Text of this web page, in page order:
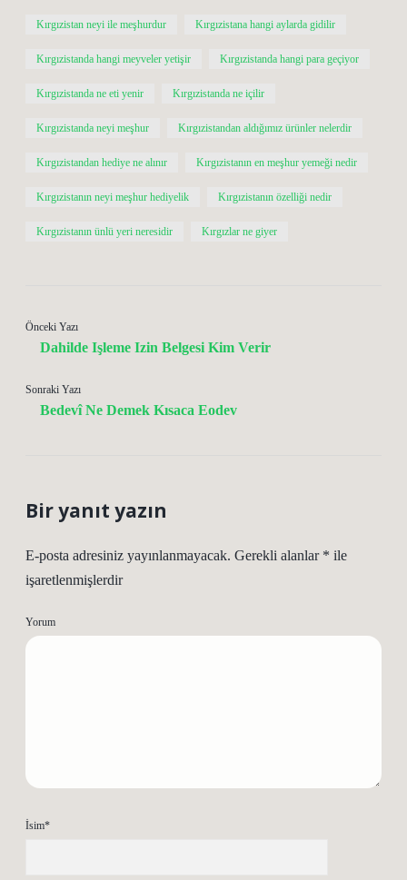
Kırgızistan neyi ile meşhurdur Kırgızistana hangi aylarda gidilir
Kırgızistanda hangi meyveler yetişir Kırgızistanda hangi para geçiyor
Kırgızistanda ne eti yenir Kırgızistanda ne içilir
Kırgızistanda neyi meşhur Kırgızistandan aldığımız ürünler nelerdir
Kırgızistandan hediye ne alınır Kırgızistanın en meşhur yemeği nedir
Kırgızistanın neyi meşhur hediyelik Kırgızistanın özelliği nedir
Kırgızistanın ünlü yeri neresidir Kırgızlar ne giyer
Önceki Yazı
Dahilde Işleme Izin Belgesi Kim Verir
Sonraki Yazı
Bedevî Ne Demek Kısaca Eodev
Bir yanıt yazın
E-posta adresiniz yayınlanmayacak. Gerekli alanlar * ile
işaretlenmişlerdir
Yorum
İsim*